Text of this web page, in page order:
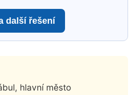
další řešení
hlavní město